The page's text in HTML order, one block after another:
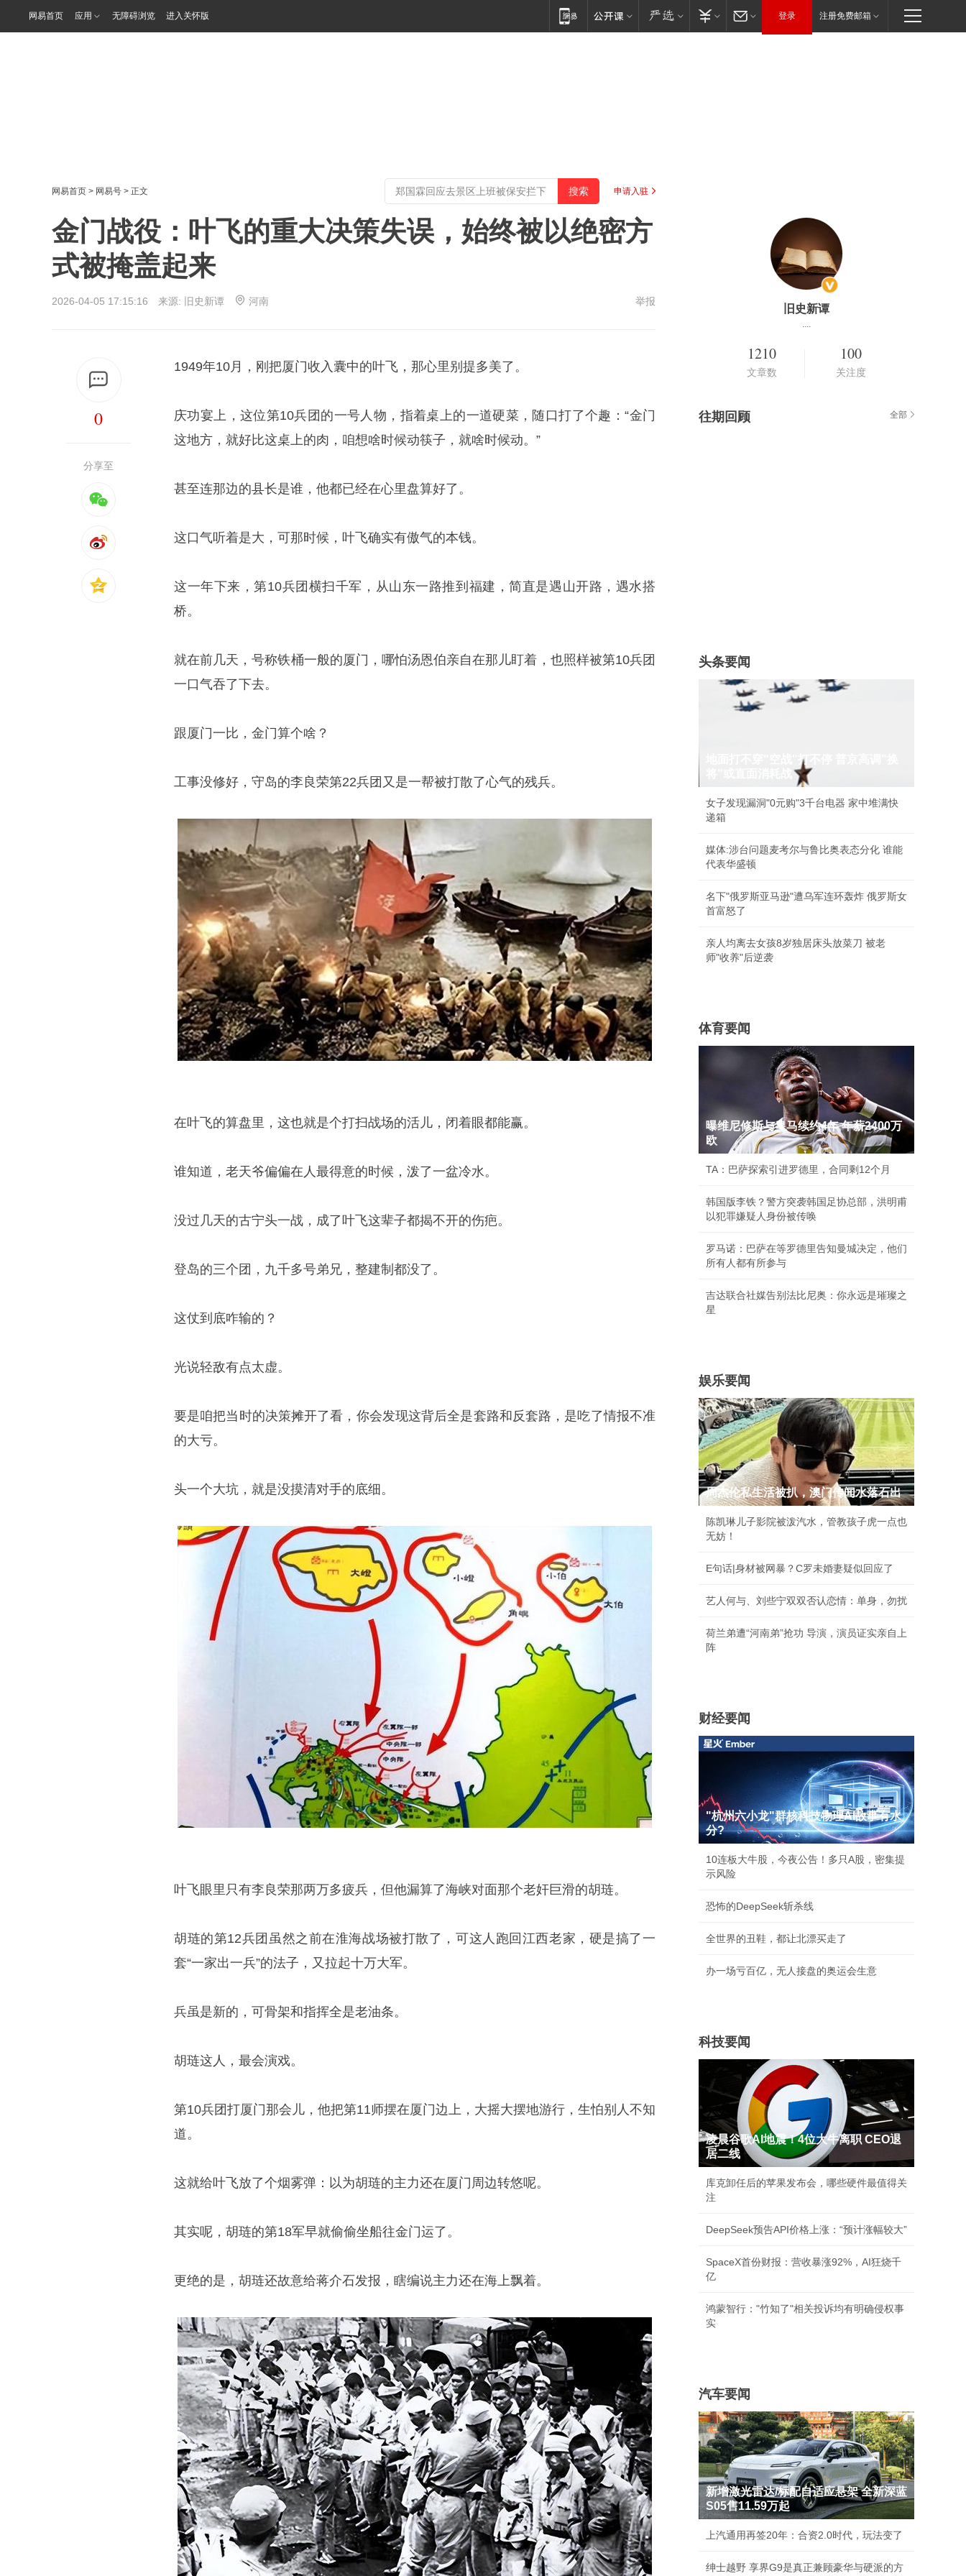
网易首页 应用 无障碍浏览 进入关怀版 登录 注册免费邮箱
网易首页 > 网易号 > 正文 申请入驻
金门战役：叶飞的重大决策失误，始终被以绝密方
式被掩盖起来
2026-04-05 17:15:16 来源: 旧史新谭 河南 举报
0
分享至
1949年10月，刚把厦门收入囊中的叶飞，那心里别提多美了。
庆功宴上，这位第10兵团的一号人物，指着桌上的一道硬菜，随口打了个趣：“金门
这地方，就好比这桌上的肉，咱想啥时候动筷子，就啥时候动。”
甚至连那边的县长是谁，他都已经在心里盘算好了。
这口气听着是大，可那时候，叶飞确实有傲气的本钱。
这一年下来，第10兵团横扫千军，从山东一路推到福建，简直是遇山开路，遇水搭
桥。
就在前几天，号称铁桶一般的厦门，哪怕汤恩伯亲自在那儿盯着，也照样被第10兵团
一口气吞了下去。
跟厦门一比，金门算个啥？
工事没修好，守岛的李良荣第22兵团又是一帮被打散了心气的残兵。
在叶飞的算盘里，这也就是个打扫战场的活儿，闭着眼都能赢。
谁知道，老天爷偏偏在人最得意的时候，泼了一盆冷水。
没过几天的古宁头一战，成了叶飞这辈子都揭不开的伤疤。
登岛的三个团，九千多号弟兄，整建制都没了。
这仗到底咋输的？
光说轻敌有点太虚。
要是咱把当时的决策摊开了看，你会发现这背后全是套路和反套路，是吃了情报不准
的大亏。
头一个大坑，就是没摸清对手的底细。
叶飞眼里只有李良荣那两万多疲兵，但他漏算了海峡对面那个老奸巨滑的胡琏。
胡琏的第12兵团虽然之前在淮海战场被打散了，可这人跑回江西老家，硬是搞了一
套“一家出一兵”的法子，又拉起十万大军。
兵虽是新的，可骨架和指挥全是老油条。
胡琏这人，最会演戏。
第10兵团打厦门那会儿，他把第11师摆在厦门边上，大摇大摆地游行，生怕别人不知
道。
这就给叶飞放了个烟雾弹：以为胡琏的主力还在厦门周边转悠呢。
其实呢，胡琏的第18军早就偷偷坐船往金门运了。
更绝的是，胡琏还故意给蒋介石发报，瞎编说主力还在海上飘着。
旧史新谭
....
1210
文章数
100
关注度
往期回顾 全部
头条要闻
地面打不穿"空战"打不停 普京高调"换
女子发现漏洞"0元购"3千台电器 家中堆满快
递箱
媒体:涉台问题麦考尔与鲁比奥表态分化 谁能
代表华盛顿
名下"俄罗斯亚马逊"遭乌军连环轰炸 俄罗斯女
首富怒了
亲人均离去女孩8岁独居床头放菜刀 被老
师"收养"后逆袭
体育要闻
曝维尼修斯与皇马续约4年 年薪2400万
欧
TA：巴萨探索引进罗德里，合同剩12个月
韩国版李铁？警方突袭韩国足协总部，洪明甫
以犯罪嫌疑人身份被传唤
罗马诺：巴萨在等罗德里告知曼城决定，他们
所有人都有所参与
吉达联合社媒告别法比尼奥：你永远是璀璨之
星
娱乐要闻
周杰伦私生活被扒，澳门传闻水落石出
陈凯琳儿子影院被泼汽水，管教孩子虎一点也
无妨！
E句话|身材被网暴？C罗未婚妻疑似回应了
艺人何与、刘些宁双双否认恋情：单身，勿扰
荷兰弟遭“河南弟”抢功 导演，演员证实亲自上
阵
财经要闻
"杭州六小龙"群核科技物理AI故事有水
分?
10连板大牛股，今夜公告！多只A股，密集提
示风险
恐怖的DeepSeek斩杀线
全世界的丑鞋，都让北漂买走了
办一场亏百亿，无人接盘的奥运会生意
科技要闻
凌晨谷歌AI地震！4位大牛离职 CEO退
居二线
库克卸任后的苹果发布会，哪些硬件最值得关
注
DeepSeek预告API价格上涨：“预计涨幅较大”
SpaceX首份财报：营收暴涨92%，AI狂烧千
亿
鸿蒙智行："竹知了"相关投诉均有明确侵权事
实
汽车要闻
新增激光雷达/标配自适应悬架 全新深蓝
S05售11.59万起
上汽通用再签20年：合资2.0时代，玩法变了
绅士越野 享界G9是真正兼顾豪华与硬派的方